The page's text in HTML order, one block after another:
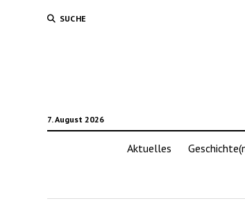
SUCHE
7. August 2026
Aktuelles